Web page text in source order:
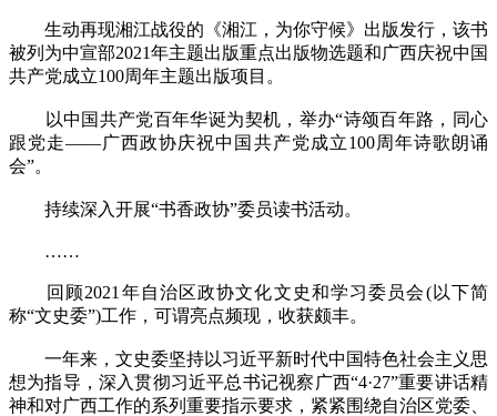
生动再现湘江战役的《湘江，为你守候》出版发行，该书
被列为中宣部2021年主题出版重点出版物选题和广西庆祝中国
共产党成立100周年主题出版项目。
以中国共产党百年华诞为契机，举办“诗颂百年路，同心
跟党走——广西政协庆祝中国共产党成立100周年诗歌朗诵
会”。
持续深入开展“书香政协”委员读书活动。
……
回顾2021年自治区政协文化文史和学习委员会(以下简
称“文史委”)工作，可谓亮点频现，收获颇丰。
一年来，文史委坚持以习近平新时代中国特色社会主义思
想为指导，深入贯彻习近平总书记视察广西“4·27”重要讲话精
神和对广西工作的系列重要指示要求，紧紧围绕自治区党委、